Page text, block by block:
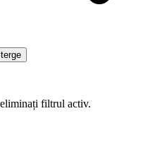
filtrul activ.